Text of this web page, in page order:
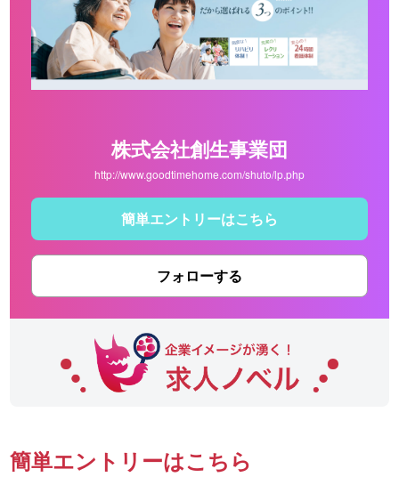
株式会社創生事業団
http://www.goodtimehome.com/shuto/lp.php
簡単エントリーはこちら
フォローする
簡単エントリーはこちら